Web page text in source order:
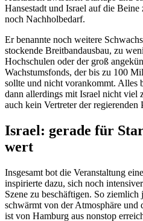
Hansestadt und Israel auf die
noch Nachholbedarf.
Er benannte noch weitere
stockende Breitbandausbau, zu
Hochschulen oder der groß
Wachstumsfonds, der bis zu 100
sollte und nicht vorankommt. Alles
dann allerdings mit Israel nicht viel
auch kein Vertreter der regierenden
Israel: gerade für
wert
Insgesamt bot die Veranstaltung
inspirierte dazu, sich noch
Szene zu beschäftigen. So
schwärmt von der Atmosphäre und
ist von Hamburg aus nonstop